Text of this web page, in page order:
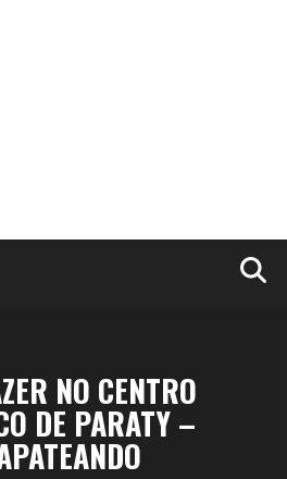
NO CENTRO
DE PARATY –